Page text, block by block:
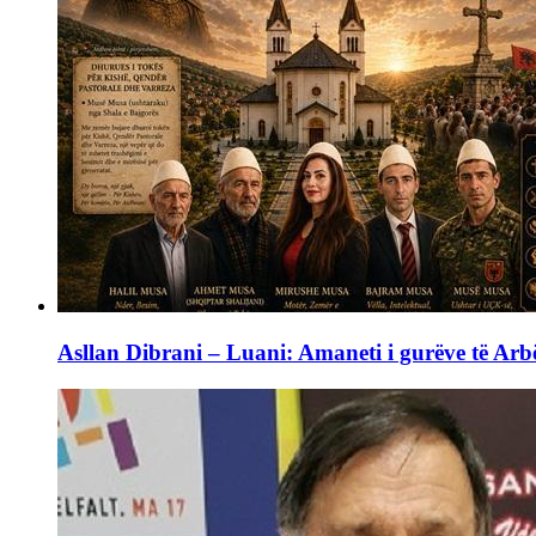
Asllan Dibrani – Luani: Amaneti i gurëve të